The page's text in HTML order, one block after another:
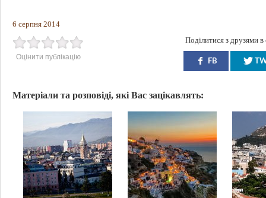
6 серпня 2014
Оцінити публікацію
Поділитися з друзями
FB
Матеріали та розповіді, які Вас зацікавлять: